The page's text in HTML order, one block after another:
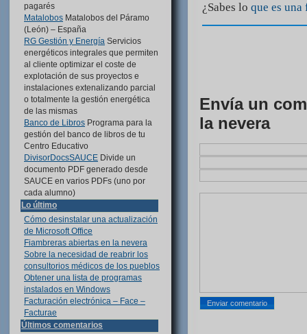
¿Sabes lo que es
Envía un
la nevera
pagarés
Matalobos Matalobos del Páramo
(León) – España
RG Gestión y Energía Servicios
energéticos integrales que permiten
al cliente optimizar el coste de
explotación de sus proyectos e
instalaciones extenalizando parcial
o totalmente la gestión energética
de las mismas
Banco de Libros Programa para la
gestión del banco de libros de tu
Centro Educativo
DivisorDocsSAUCE Divide un
documento PDF generado desde
SAUCE en varios PDFs (uno por
cada alumno)
Lo último
Cómo desinstalar una actualización
de Microsoft Office
Fiambreras abiertas en la nevera
Sobre la necesidad de reabrir los
consultorios médicos de los pueblos
Obtener una lista de programas
instalados en Windows
Facturación electrónica – Face –
Facturae
Últimos comentarios